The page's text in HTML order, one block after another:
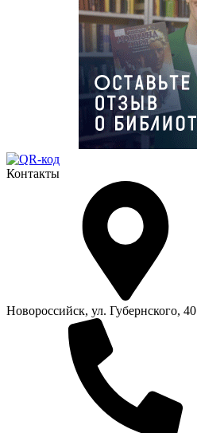
Контакты
Новороссийск, ул. Губернского, 40